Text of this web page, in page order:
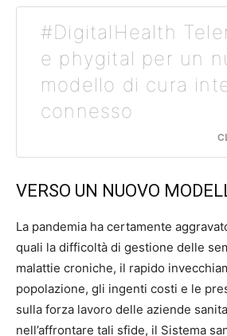
#DigitalHealth
e phygital per un
modello di cura
connesso
VERSO UN NUOVO
La pandemia ha certamente
quali la difficoltà di gestione delle
malattie croniche, il rapido
popolazione, gli ingenti costi e le
sulla forza lavoro delle aziende
nell’affrontare tali sfide, il Sistema